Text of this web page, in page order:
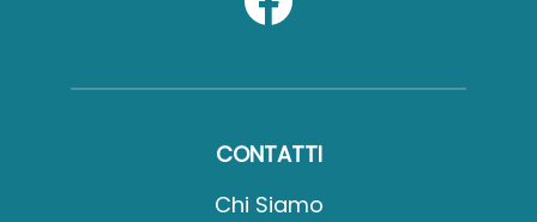
CONTATTI
Chi Siamo